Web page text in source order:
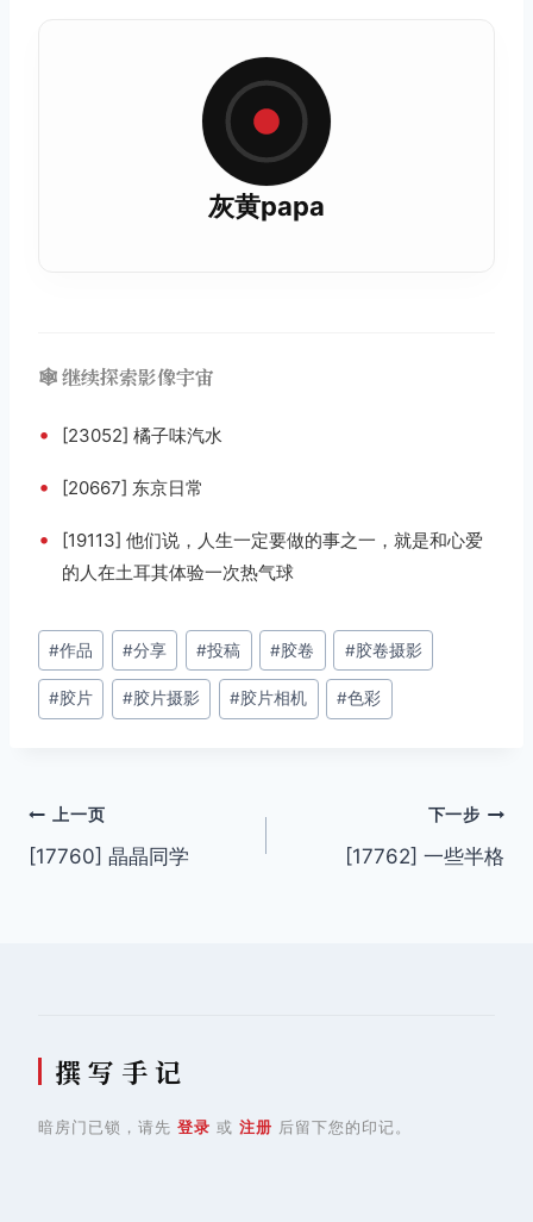
灰黄papa
🕸️ 继续探索影像宇宙
• [23052] 橘子味汽水
• [20667] 东京日常
•
[19113] 他们说，人生一定要做的事之一，就是和心爱
的人在土耳其体验一次热气球
文
章
标
#作品 #分享 #投稿 #胶卷 #胶卷摄影
#胶片 #胶片摄影 #胶片相机 #色彩
文
章
上一页
[17760] 晶晶同学
下一步
[17762] 一些半格
撰 写 手 记
暗房门已锁，请先 登录 或 注册 后留下您的印记。